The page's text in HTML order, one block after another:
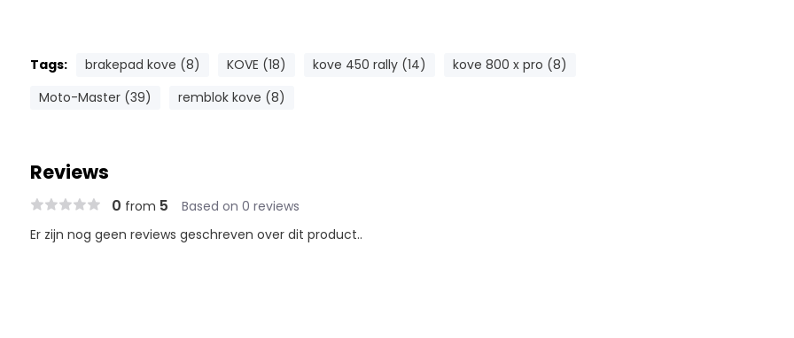
Tags: brakepad kove (8) KOVE (18) kove 450 rally (14)
kove 800 x pro (8)
Moto-Master (39)
remblok kove (8)
Reviews
0 from 5 Based on 0 reviews
Er zijn nog geen reviews geschreven over dit product..